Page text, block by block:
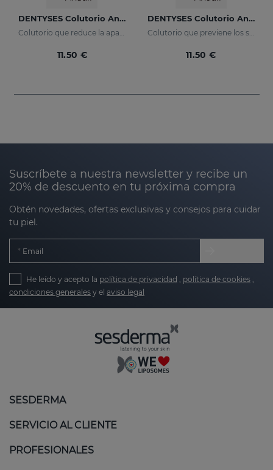
DENTYSES Colutorio Antiplaca
Colutorio que reduce la aparición de la placa bacteriana
11.50 €
DENTYSES Colutorio Antiedad
Colutorio que previene los signos del envejecimiento bucal
11.50 €
Suscríbete a nuestra newsletter y recibe un
20% de descuento en tu próxima compra
Obtén novedades, ofertas exclusivas y consejos para cuidar
tu piel.
Email
He leído y acepto la política de privacidad , política de cookies ,
condiciones generales y el aviso legal
SESDERMA
SERVICIO AL CLIENTE
PROFESIONALES